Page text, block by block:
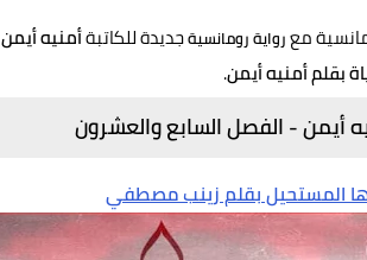
معرواية رومانسيةجديدة للكاتبةأمنيه أيمن
بقلم أمنيه أيمن.
أيمن - الفصل السابع والعشرون
المستحيل بقلم زينب مصطفي